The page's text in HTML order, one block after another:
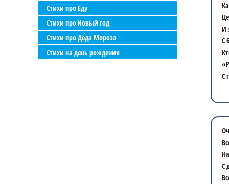
Стихи про Еду
Стихи про Новый год
Стихи про Деда Мороза
Стихи на день рождения
И
С
С
С